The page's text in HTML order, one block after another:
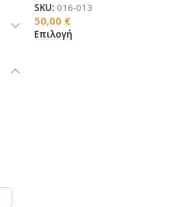
SKU: 016-013
50,00 €
Επιλογή